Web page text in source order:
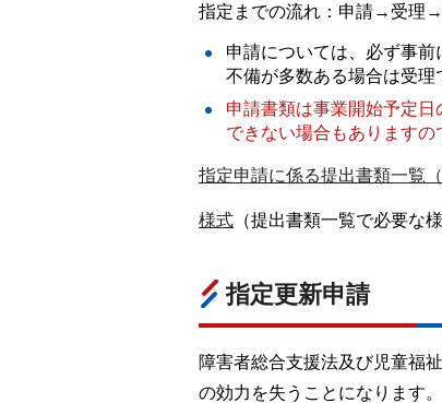
指定までの流れ：申請→受理
申請については、必ず事
不備が多数ある場合は受理
申請書類は事業開始予定
できない場合もあります
指定申請に係る提出書類一覧
様式 （提出書類一覧で必要な
指定更新申請
障害者総合支援法及び児童福
の効力を失うことになります。